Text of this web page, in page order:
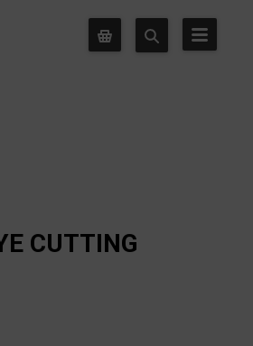
CUTTING